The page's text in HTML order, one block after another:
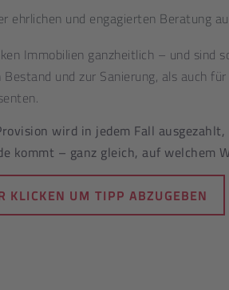
ehrlichen und engagierten Beratung
Immobilien ganzheitlich – und sind
Bestand und zur Sanierung, als auch
wird in jedem Fall
kommt – ganz gleich, auf welchem
KLICKEN UM TIPP ABZUGEBEN